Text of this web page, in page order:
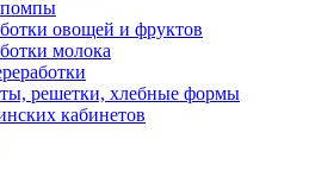
помпы
овощей и фруктов
молока
решетки, хлебные формы
кабинетов